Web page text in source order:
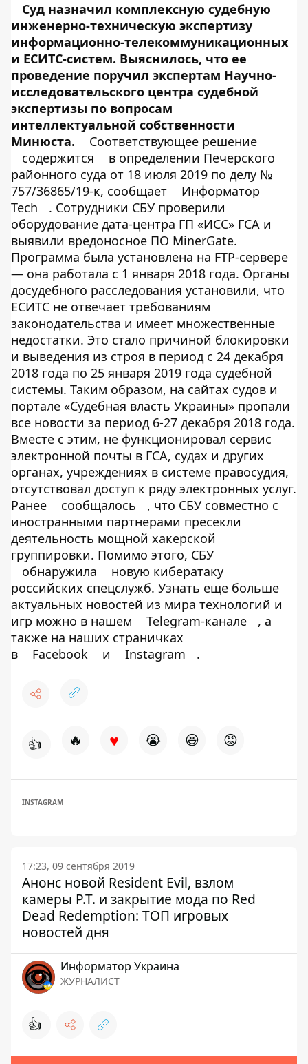
Суд назначил комплексную судебную
инженерно-техническую экспертизу
информационно-телекоммуникационных
и ЕСИТС-систем. Выяснилось, что ее
проведение поручил экспертам Научно-
исследовательского центра судебной
экспертизы по вопросам
интеллектуальной собственности
Минюста.
Соответствующее решение
содержится
в определении Печерского
районного суда от 18 июля 2019 по делу №
757/36865/19-к, сообщает
Информатор
Tech
. Сотрудники СБУ проверили
оборудование дата-центра ГП «ИСС» ГСА и
выявили вредоносное ПО MinerGate.
Программа была установлена на FTP-сервере
— она работала с 1 января 2018 года. Органы
досудебного расследования установили, что
ЕСИТС не отвечает требованиям
законодательства и имеет множественные
недостатки. Это стало причиной блокировки
и выведения из строя в период с 24 декабря
2018 года по 25 января 2019 года судебной
системы. Таким образом, на сайтах судов и
портале «Судебная власть Украины» пропали
все новости за период 6-27 декабря 2018 года.
Вместе с этим, не функционировал сервис
электронной почты в ГСА, судах и других
органах, учреждениях в системе правосудия,
отсутствовал доступ к ряду электронных услуг.
Ранее
сообщалось
, что СБУ совместно с
иностранными партнерами пресекли
деятельность мощной хакерской
группировки. Помимо этого, СБУ
обнаружила
новую кибератаку
российских спецслужб. Узнать еще больше
актуальных новостей из мира технологий и
игр можно в нашем
Telegram-канале
, а
также на наших страничках
в
Facebook и Instagram .
👍 🔥 ♥ 😭 😆 😡
INSTAGRAM
17:23, 09 сентября 2019
Анонс новой Resident Evil, взлом
камеры P.T. и закрытие мода по Red
Dead Redemption: ТОП игровых
новостей дня
Информатор Украина
ЖУРНАЛИСТ
👍